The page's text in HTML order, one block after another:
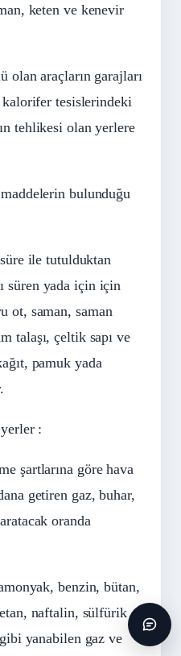
keten ve kenevir
olan araçların garajları
tesislerindeki
tehlikesi olan yerlere
bulunduğu
ile tutulduktan
süren yada için için
ot, saman, saman
talaşı, çeltik sapı ve
pamuk yada
:
şartlarına göre hava
getiren gaz, buhar,
oranda
benzin, bütan,
naftalin, sülfürik
yanabilen gaz ve